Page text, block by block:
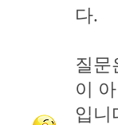
다.
질문
이
입니